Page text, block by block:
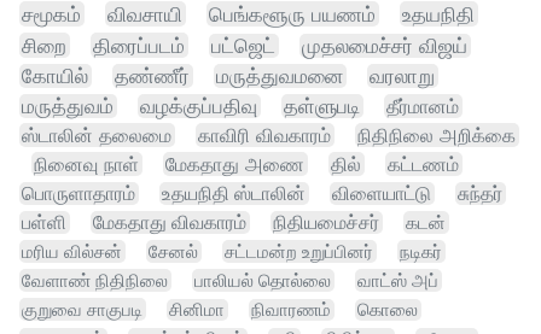
சமூகம்
விவசாயி பெங்களூரு பயணம்
உதயநிதி
சிறை
திரைப்படம் பட்ஜெட்
முதலமைச்சர் விஜய்
கோயில்
தண்ணீர் மருத்துவமனை
வரலாறு
மருத்துவம்
வழக்குப்பதிவு தள்ளுபடி
தீர்மானம்
ஸ்டாலின் தலைமை
காவிரி விவகாரம்
நிதிநிலை அறிக்கை
நினைவு நாள்
மேகதாது அணை தில் கட்டணம்
பொருளாதாரம் உதயநிதி ஸ்டாலின் விளையாட்டு
சுந்தர்
பள்ளி
மேகதாது விவகாரம் நிதியமைச்சர்
கடன்
மரிய வில்சன்
சேனல் சட்டமன்ற உறுப்பினர்
நடிகர்
வேளாண் நிதிநிலை
பாலியல் தொல்லை
வாட்ஸ் அப்
குறுவை சாகுபடி
சினிமா நிவாரணம்
கொலை